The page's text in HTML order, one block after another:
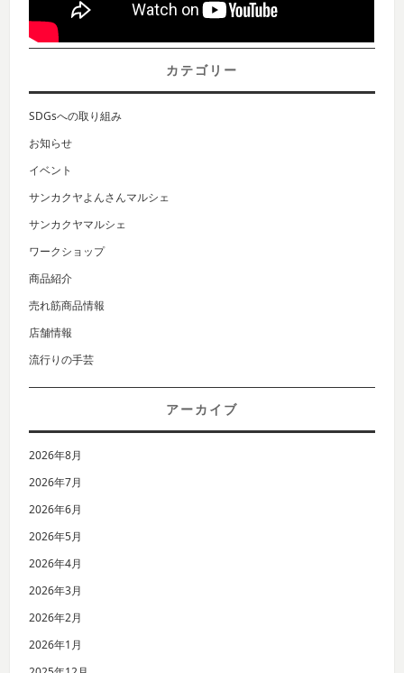
カテゴリー
SDGsへの取り組み
お知らせ
イベント
サンカクヤよんさんマルシェ
サンカクヤマルシェ
ワークショップ
商品紹介
売れ筋商品情報
店舗情報
流行りの手芸
アーカイブ
2026年8月
2026年7月
2026年6月
2026年5月
2026年4月
2026年3月
2026年2月
2026年1月